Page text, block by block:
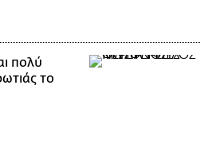
πολύ
το